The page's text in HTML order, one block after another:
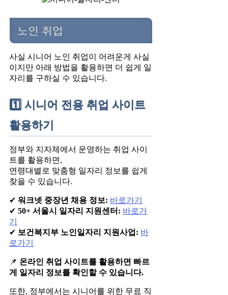
노인 취업
사실 시니어 노인 취업이 어려운게 사실
이지만 아래 방법을 활용하면 더 쉽게 일
자리를 구하실 수 있습니다.
1️⃣ 시니어 전용 취업 사이트
활용하기
정부와 지자체에서 운영하는 취업 사이
트를 활용하면,
연령대별로 맞춤형 일자리 정보를 쉽게
찾을 수 있습니다.
✔ 워크넷 중장년 채용 정보: 바로가기
✔ 50+ 서울시 일자리 지원센터: 바로가
기
✔ 보건복지부 노인일자리 지원사업: 바
로가기
📌 온라인 취업 사이트를 활용하면 빠르
게 일자리 정보를 확인할 수 있습니다.
또한, 정부에서는 시니어를 위한 무료 직